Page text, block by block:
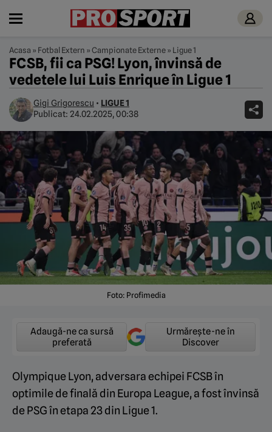
Acasa » Fotbal Extern »Campionate Externe» Ligue 1
FCSB, fii ca PSG! Lyon, învinsă de
vedetele lui Luis Enrique în Ligue 1
Gigi Grigorescu • LIGUE 1
Publicat: 24.02.2025, 00:38
Foto: Profimedia
Adaugă-ne ca sursă
preferată
Urmărește-ne în
Discover
Olympique Lyon, adversara echipei FCSB în
optimile de finală din Europa League, a fost învinsă
de PSG în etapa 23 din Ligue 1.